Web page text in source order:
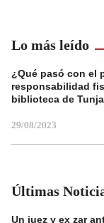
Lo más leído
¿Qué pasó con el
responsabilidad
biblioteca de
29/08/2023
Últimas
Un juez y ex zar